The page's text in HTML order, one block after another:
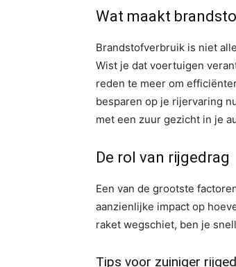
Wat maakt
Brandstofverbruik is niet
Wist je dat voertuigen
reden te meer om
besparen op je rijervaring
met een zuur gezicht in je
De rol van rijgedrag
Een van de grootste
aanzienlijke impact op
raket wegschiet, ben je
Tips voor zuiniger